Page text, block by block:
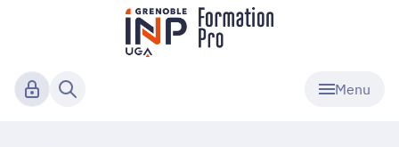
Menu